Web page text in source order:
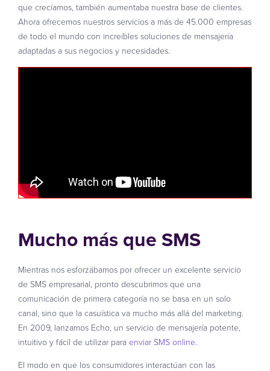
que crecíamos, también aumentaba nuestra base de clientes.
Ahora ofrecemos nuestros servicios a más de 45.000 empresas
de todo el mundo con increíbles soluciones de mensajería
adaptadas a sus negocios y necesidades.
Mucho más que SMS
Mientras nos esforzábamos por ofrecer un excelente servicio
de SMS empresarial, pronto descubrimos que una
comunicación de primera categoría no se basa en un solo
canal, sino que la casuística va mucho más allá del marketing.
En 2009, lanzamos Echo, un servicio de mensajería potente,
intuitivo y fácil de utilizar paraenviar SMS online.
El modo en que los consumidores interactúan con las